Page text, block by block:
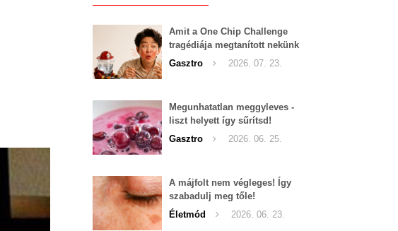
Amit a One Chip Challenge
tragédiája megtanított nekünk
a csípős kihívásokról
Gasztro 2026. 07. 23.
Megunhatatlan meggyleves -
liszt helyett így sűrítsd!
Gasztro
2026. 06. 25.
A májfolt nem végleges! Így
szabadulj meg tőle!
Életmód
2026. 06. 23.